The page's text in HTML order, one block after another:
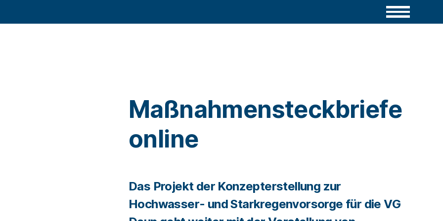
Maßnahmensteckbriefe
online
Das Projekt der Konzepterstellung zur
Hochwasser- und Starkregenvorsorge für die VG